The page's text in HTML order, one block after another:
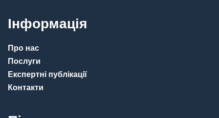
Інформація
Про нас
Послуги
Експертні публікації
Контакти